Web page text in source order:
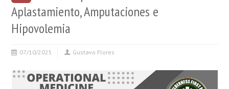
Aplastamiento, Amputaciones e
Hipovolemia
07/10/2025 Gustavo Flores